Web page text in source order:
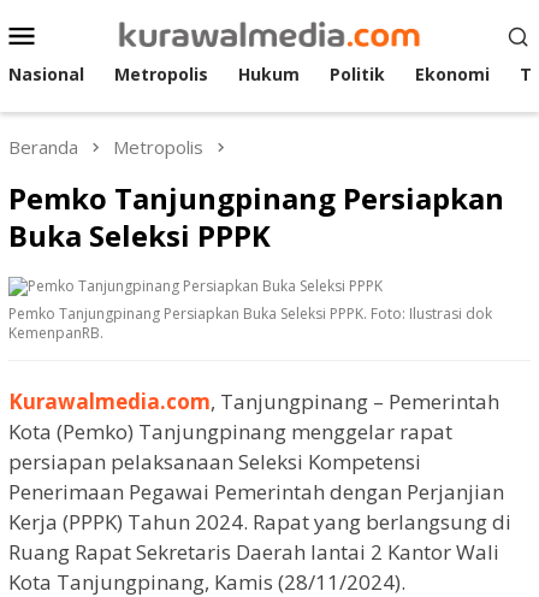
ke
konten
Menu
Mobile
Nasional Metropolis Hukum Politik Ekonomi
Beranda Metropolis
Pemko Tanjungpinang Persiapkan
Buka Seleksi PPPK
Pemko Tanjungpinang Persiapkan Buka Seleksi PPPK. Foto: Ilustrasi dok
KemenpanRB.
Kurawalmedia.com, Tanjungpinang – Pemerintah
Kota (Pemko) Tanjungpinang menggelar rapat
persiapan pelaksanaan Seleksi Kompetensi
Penerimaan Pegawai Pemerintah dengan Perjanjian
Kerja (PPPK) Tahun 2024. Rapat yang berlangsung di
Ruang Rapat Sekretaris Daerah lantai 2 Kantor Wali
Kota Tanjungpinang, Kamis (28/11/2024).